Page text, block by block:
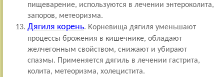
пищеварение, используются в лечении энтероколита,
запоров, метеоризма.
Дягиля корень. Корневища дягиля уменьшают
процессы брожения в кишечнике, обладают
желчегонным свойством, снижают и убирают
спазмы. Применяется дягиль в лечении гастрита,
колита, метеоризма, холецистита.